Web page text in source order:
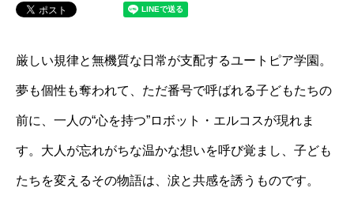
厳しい規律と無機質な日常が支配するユートピア学園。
夢も個性も奪われて、ただ番号で呼ばれる子どもたちの
前に、一人の“心を持つ”ロボット・エルコスが現れま
す。大人が忘れがちな温かな想いを呼び覚まし、子ども
たちを変えるその物語は、涙と共感を誘うものです。